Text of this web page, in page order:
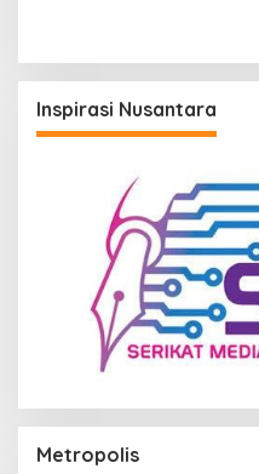
Inspirasi Nusantara
Metropolis